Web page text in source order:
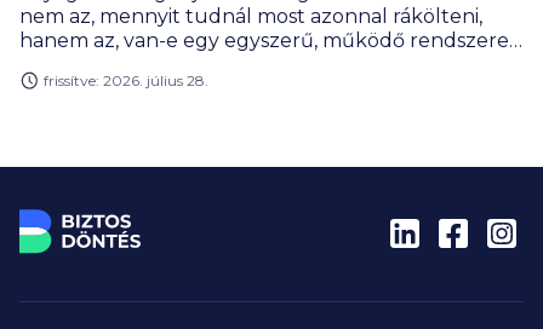
nem az, mennyit tudnál most azonnal rákölteni,
hanem az, van-e egy egyszerű, működő rendszered
fizetnivalókat, pár okos nyaralás-hackkel faragsz a
frissítve: 2026. július 28.